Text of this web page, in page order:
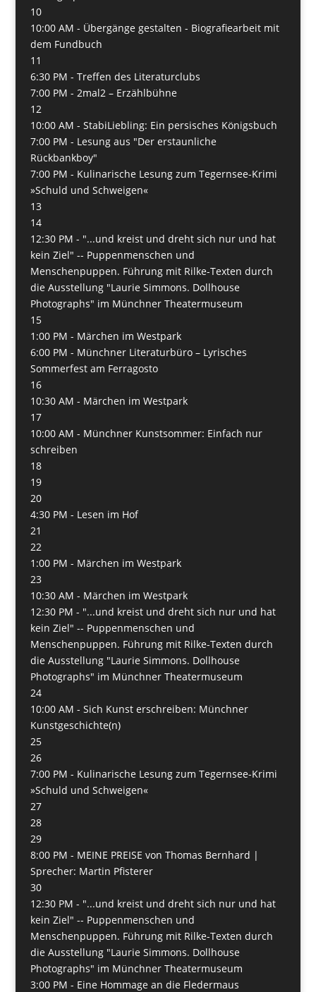
10
10:00 AM - Übergänge gestalten - Biografiearbeit mit
dem Fundbuch
11
6:30 PM - Treffen des Literaturclubs
7:00 PM - 2mal2 – Erzählbühne
12
10:00 AM - StabiLiebling: Ein persisches Königsbuch
7:00 PM - Lesung aus "Der erstaunliche
Rückbankboy"
7:00 PM - Kulinarische Lesung zum Tegernsee-Krimi
»Schuld und Schweigen«
13
14
12:30 PM - "...und kreist und dreht sich nur und hat
kein Ziel" -- Puppenmenschen und
Menschenpuppen. Führung mit Rilke-Texten durch
die Ausstellung "Laurie Simmons. Dollhouse
Photographs" im Münchner Theatermuseum
15
1:00 PM - Märchen im Westpark
6:00 PM - Münchner Literaturbüro – Lyrisches
Sommerfest am Ferragosto
16
10:30 AM - Märchen im Westpark
17
10:00 AM - Münchner Kunstsommer: Einfach nur
schreiben
18
19
20
4:30 PM - Lesen im Hof
21
22
1:00 PM - Märchen im Westpark
23
10:30 AM - Märchen im Westpark
12:30 PM - "...und kreist und dreht sich nur und hat
kein Ziel" -- Puppenmenschen und
Menschenpuppen. Führung mit Rilke-Texten durch
die Ausstellung "Laurie Simmons. Dollhouse
Photographs" im Münchner Theatermuseum
24
10:00 AM - Sich Kunst erschreiben: Münchner
Kunstgeschichte(n)
25
26
7:00 PM - Kulinarische Lesung zum Tegernsee-Krimi
»Schuld und Schweigen«
27
28
29
8:00 PM - MEINE PREISE von Thomas Bernhard |
Sprecher: Martin Pfisterer
30
12:30 PM - "...und kreist und dreht sich nur und hat
kein Ziel" -- Puppenmenschen und
Menschenpuppen. Führung mit Rilke-Texten durch
die Ausstellung "Laurie Simmons. Dollhouse
Photographs" im Münchner Theatermuseum
3:00 PM - Eine Hommage an die Fledermaus